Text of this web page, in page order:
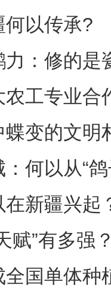
业者青年古丽
以传承?
：修的是
工专业合
变的文明
何以从“
在新疆兴起
赋”有多强
全国单体种